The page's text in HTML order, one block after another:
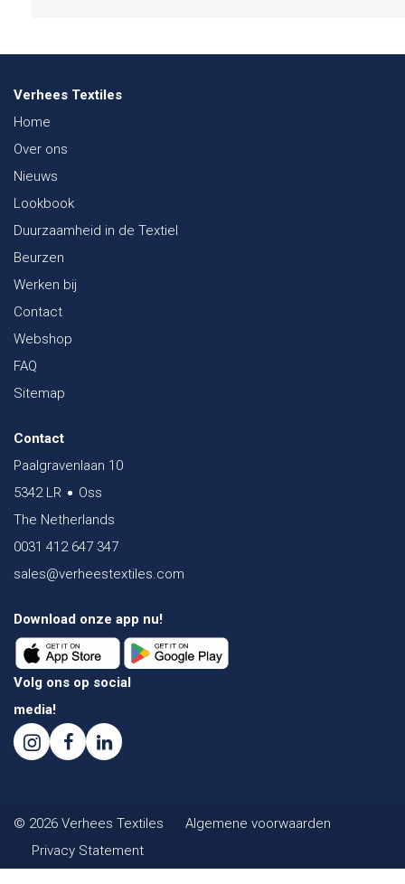
Verhees Textiles
Home
Over ons
Nieuws
Lookbook
Duurzaamheid in de Textiel
Beurzen
Werken bij
Contact
Webshop
FAQ
Sitemap
Contact
Paalgravenlaan 10
5342 LR
Oss
The Netherlands
0031 412 647 347
sales@verheestextiles.com
Download onze app nu!
Volg ons op social
media!
© 2026 Verhees Textiles
Algemene voorwaarden
Privacy Statement